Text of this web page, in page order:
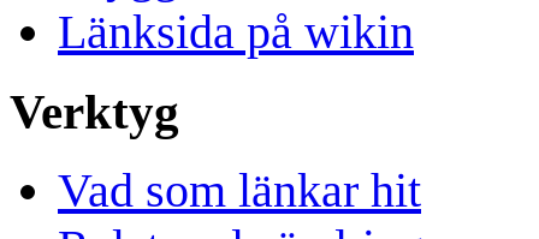
Länksida på wikin
Verktyg
Vad som länkar hit